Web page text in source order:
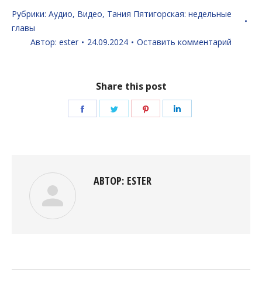
Рубрики: Аудио, Видео, Тания Пятигорская: недельные
главы
Автор: ester 24.09.2024 Оставить комментарий
Share this post
ПоделитьсяПоделитьсяПоделиться
АВТОР: ESTER